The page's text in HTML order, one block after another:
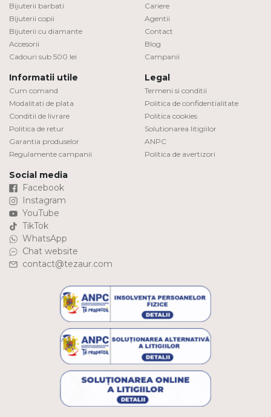
Bijuterii barbati
Bijuterii copii
Bijuterii cu diamante
Accesorii
Cadouri sub 500 lei
Cariere
Agentii
Contact
Blog
Campanii
Informatii utile
Cum comand
Modalitati de plata
Conditii de livrare
Politica de retur
Garantia produselor
Regulamente campanii
Legal
Termeni si conditii
Politica de confidentialitate
Politica cookies
Solutionarea litigiilor
ANPC
Politica de avertizori
Social media
Facebook
Instagram
YouTube
TikTok
WhatsApp
Chat website
contact@tezaur.com